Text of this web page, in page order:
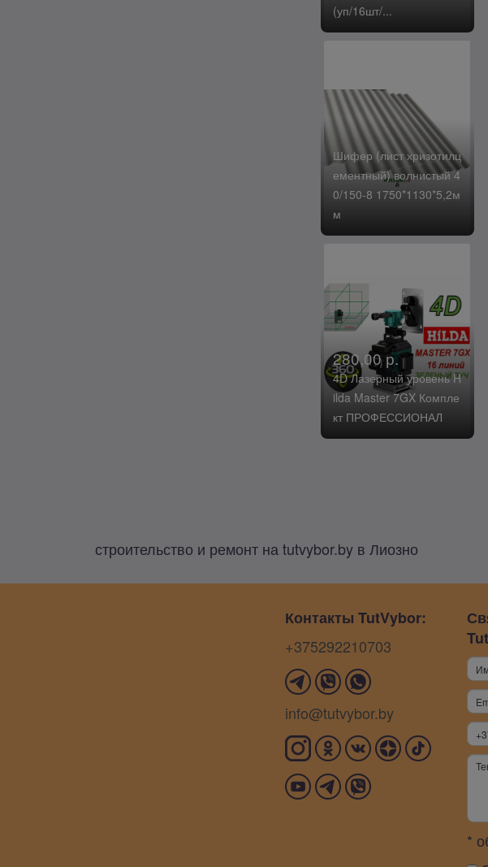
(уп/16шт/...
Шифер (лист хризотилц
ементный) волнистый 4
0/150-8 1750*1130*5,2м
м
280,00 р.
4D Лазерный уровень H
ilda Master 7GX Компле
кт ПРОФЕССИОНАЛ
строительство и ремонт на tutvybor.by в Лиозно
Контакты TutVybor:
+375292210703
info@tutvybor.by
*